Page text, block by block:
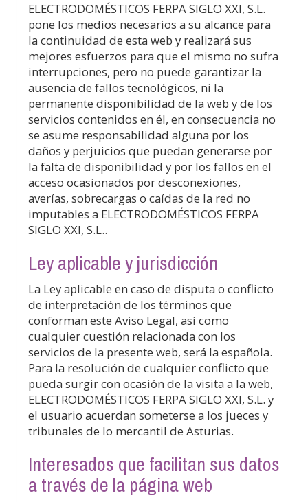
ELECTRODOMÉSTICOS FERPA SIGLO XXI, S.L.
pone los medios necesarios a su alcance para
la continuidad de esta web y realizará sus
mejores esfuerzos para que el mismo no sufra
interrupciones, pero no puede garantizar la
ausencia de fallos tecnológicos, ni la
permanente disponibilidad de la web y de los
servicios contenidos en él, en consecuencia no
se asume responsabilidad alguna por los
daños y perjuicios que puedan generarse por
la falta de disponibilidad y por los fallos en el
acceso ocasionados por desconexiones,
averías, sobrecargas o caídas de la red no
imputables a ELECTRODOMÉSTICOS FERPA
SIGLO XXI, S.L..
Ley aplicable y jurisdicción
La Ley aplicable en caso de disputa o conflicto
de interpretación de los términos que
conforman este Aviso Legal, así como
cualquier cuestión relacionada con los
servicios de la presente web, será la española.
Para la resolución de cualquier conflicto que
pueda surgir con ocasión de la visita a la web,
ELECTRODOMÉSTICOS FERPA SIGLO XXI, S.L. y
el usuario acuerdan someterse a los jueces y
tribunales de lo mercantil de Asturias.
Interesados que facilitan sus datos
a través de la página web